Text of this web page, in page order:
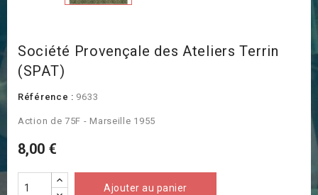
Société Provençale des Ateliers Terrin
(SPAT)
Référence : 9633
Action de 75F - Marseille 1955
8,00 €
Ajouter au panier